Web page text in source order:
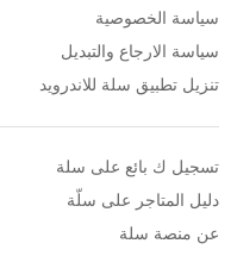
سياسة الخصوصية
سياسة الارجاع والتبديل
تنزيل تطبيق سلة للاندرويد
تسجيل ك بائع على سلة
دليل المتاجر على سلّة
عن منصة سلة